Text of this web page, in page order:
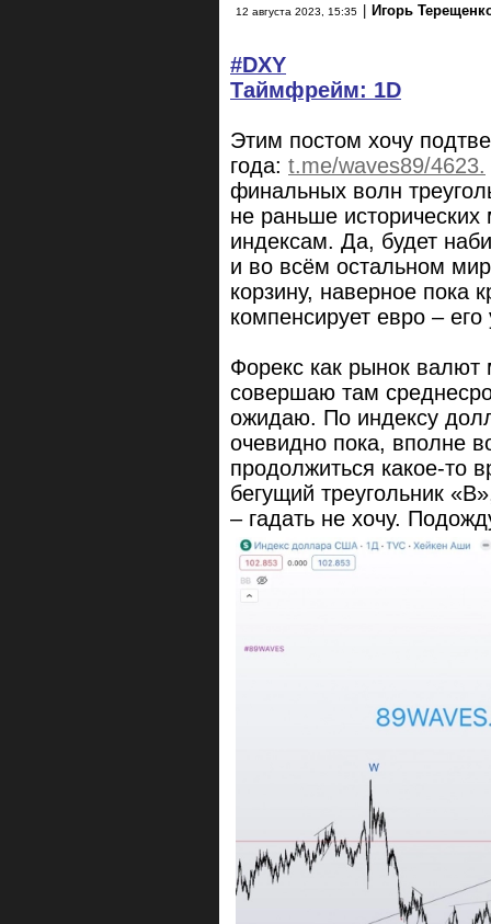
12 августа 2023, 15:35 | Игорь
#DXY
Таймфрейм: 1D
Этим постом хочу
года: t.me/waves89/4623.
финальных волн
не раньше
индексам. Да, будет
и во всём остальном
корзину, наверное пока
компенсирует евро –
Форекс как рынок валют
совершаю там
ожидаю. По индексу
очевидно пока, вполне
продолжиться какое-то
бегущий треугольник
– гадать не хочу.